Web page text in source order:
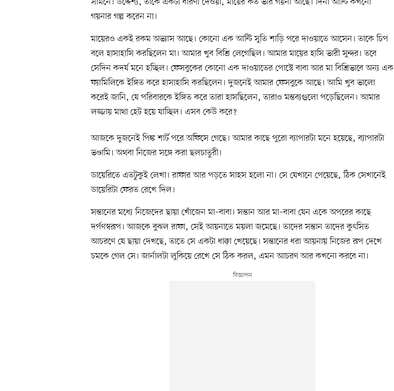
গয়নার গল্প করেন না।
মায়েরও একই রকম অভ্যাস আছে। কোনো এক আন্টি সুতি শাড়ি পরে দাওয়াতে আসেন। তাকে চিপ
বলে হাসাহাসি করছিলেন মা। আমার খুব বিশ্রি লেগেছিল। আমার মায়ের হাসি ভারী সুন্দর। তবে
সেদিন কদর্য মনে হচ্ছিল। ফেসবুকের কোনো এক দাওয়াতের পোস্টে বাবা আর মা বিশ্রিভাবে অন্য এক
ফ্যামিলিকে ইঙ্গিত করে হাসাহাসি করছিলেন। দুজনেই আমার ফেসবুকে আছে। আমি খুব ভালো
করেই জানি, যে পরিবারকে ইঙ্গিত করে তারা হাসছিলেন, তারাও মন্তব্যগুলো পড়েছিলেন। আমার
লজ্জায় মাথা হেট হয়ে যাচ্ছিল। এসব কেউ করে?
আজকে দুজনেই পিঙ্ক শার্ট পরে অফিসে গেছে। আমার কাছে পুরো ব্যাপারটা মনে হয়েছে, ব্যাপারটা
ভণ্ডামি। অথবা নিজের সঙ্গে করা ছলচাতুরী।
ডায়েরিতে এতটুকুই লেখা। রাফার আর পড়তে সাহস হলো না। সে যেখানে পেয়েছে, ঠিক সেখানেই
ডায়েরিটা ফেরত রেখে দিল।
সন্তানের মধ্যে নিজেদের ছায়া খোঁজেন মা–বাবা। সন্তান আর মা–বাবা যেন একে অপরের কাছে
দর্পণস্বরূপ। আজকে বুঝল রাফা, সেই আয়নাতে ময়লা জমেছে। তাদের সন্তান তাদের কুৎসিত
আচরণে যে ছায়া দেখছে, তাতে সে একটা ধাক্কা খেয়েছে। সন্তানের ধরা আয়নায় নিজের রূপ দেখে
চমকে গেল সে। জার্নালটা লুকিয়ে রেখে সে ঠিক করল, এমন আচরণ আর কখনো করবে না।